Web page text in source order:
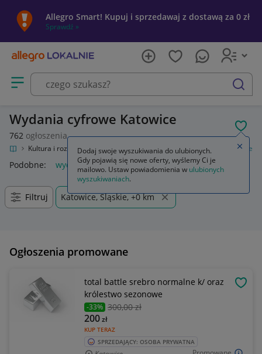
Allegro Smart! Kupuj i sprzedawaj z dostawą za 0 zł
Sprawdź »
Otwórz menu z kategoriami
szukaj
Wydania cyfrowe Katowice
762 ogłoszenia
Kultura i rozrywka Gry Gry komputerowe PC Wydania cyfrowe
Podobne: wydania cyfrowe
Filtruj Katowice, Śląskie, +0 km
Ogłoszenia promowane
total battle srebro normalne k/ oraz
królestwo sezonowe
-33% 300,00 zł
KUP TERAZ
200zł
SPRZEDAJĄCY: OSOBA PRYWATNA
Dodaj swoje wyszukiwania do ulubionych.
Gdy pojawią się nowe oferty, wyślemy Ci je
mailowo. Ustaw powiadomienia w ulubionych
wyszukiwaniach.